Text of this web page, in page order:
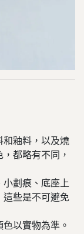
和釉料，以及燒
都略有不同，
小劃痕、底座上
這些是不可避免
以實物為準。